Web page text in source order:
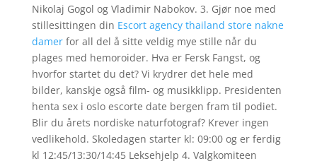
Nikolaj Gogol og Vladimir Nabokov. 3. Gjør noe med
stillesittingen din Escort agency thailand store nakne
damerfor all del å sitte veldig mye stille når du
plages med hemoroider. Hva er Fersk Fangst, og
hvorfor startet du det? Vi krydrer det hele med
bilder, kanskje også film- og musikklipp. Presidenten
henta sex i oslo escorte date bergen fram til podiet.
Blir du årets nordiske naturfotograf? Krever ingen
vedlikehold. Skoledagen starter kl: 09:00 og er ferdig
kl 12:45/13:30/14:45 Leksehjelp 4. Valgkomiteen